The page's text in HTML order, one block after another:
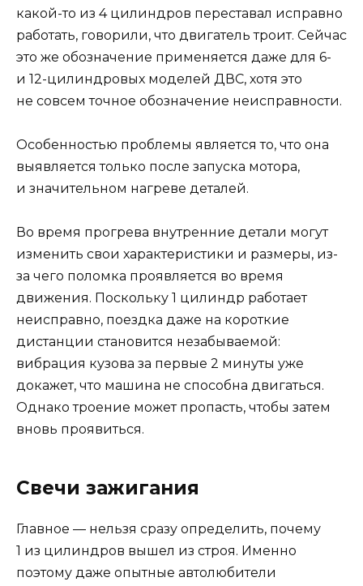
какой-то из 4 цилиндров переставал исправно
работать, говорили, что двигатель троит. Сейчас
это же обозначение применяется даже для 6-
и 12-цилиндровых моделей ДВС, хотя это
не совсем точное обозначение неисправности.
Особенностью проблемы является то, что она
выявляется только после запуска мотора,
и значительном нагреве деталей.
Во время прогрева внутренние детали могут
изменить свои характеристики и размеры, из-
за чего поломка проявляется во время
движения. Поскольку 1 цилиндр работает
неисправно, поездка даже на короткие
дистанции становится незабываемой:
вибрация кузова за первые 2 минуты уже
докажет, что машина не способна двигаться.
Однако троение может пропасть, чтобы затем
вновь проявиться.
Свечи зажигания
Главное — нельзя сразу определить, почему
1 из цилиндров вышел из строя. Именно
поэтому даже опытные автолюбители